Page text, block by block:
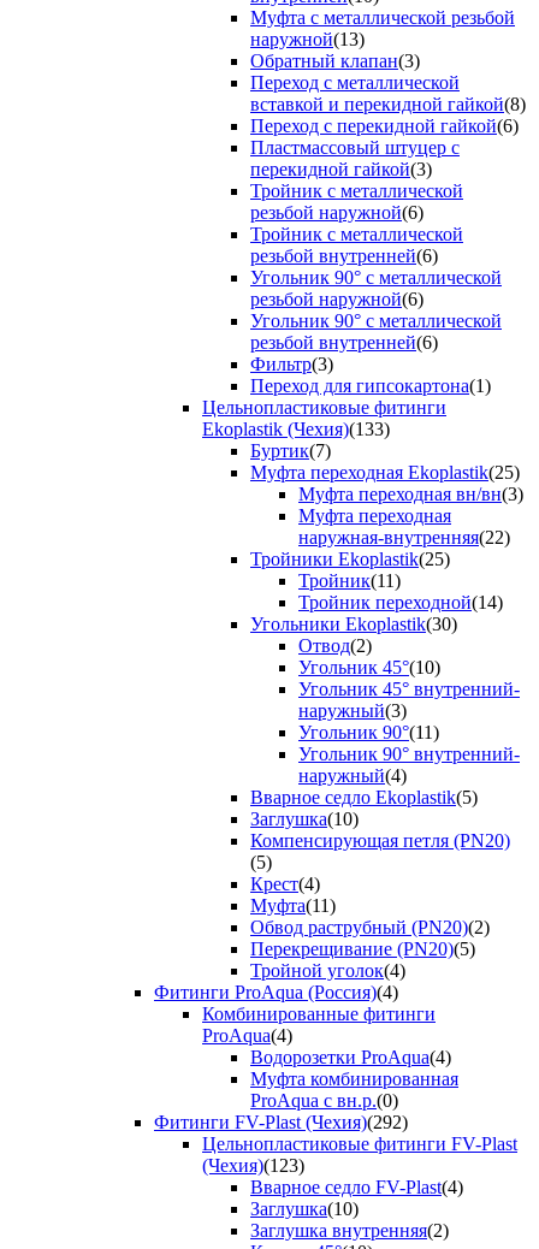
Муфта с металлической резьбой
наружной(13)
Обратный клапан(3)
Переход с металлической
вставкой и перекидной гайкой(8)
Переход с перекидной гайкой(6)
Пластмассовый штуцер с
перекидной гайкой(3)
Тройник с металлической
резьбой наружной(6)
Тройник с металлической
резьбой внутренней(6)
Угольник 90° с металлической
резьбой наружной(6)
Угольник 90° с металлической
резьбой внутренней(6)
Фильтр(3)
Переход для гипсокартона(1)
Цельнопластиковые фитинги
Ekoplastik (Чехия)(133)
Буртик(7)
Муфта переходная Ekoplastik(25)
Муфта переходная вн/вн(3)
Муфта переходная
наружная-внутренняя(22)
Тройники Ekoplastik(25)
Тройник(11)
Тройник переходной(14)
Угольники Ekoplastik(30)
Отвод(2)
Угольник 45°(10)
Угольник 45° внутренний-
наружный(3)
Угольник 90°(11)
Угольник 90° внутренний-
наружный(4)
Вварное седло Ekoplastik(5)
Заглушка(10)
Компенсирующая петля (PN20)
(5)
Крест(4)
Муфта(11)
Обвод раструбный (PN20)(2)
Перекрещивание (PN20)(5)
Тройной уголок(4)
Фитинги ProAqua (Россия)(4)
Комбинированные фитинги
ProAqua(4)
Водорозетки ProAqua(4)
Муфта комбинированная
ProAqua с вн.р.(0)
Фитинги FV-Plast (Чехия)(292)
Цельнопластиковые фитинги FV-Plast
(Чехия)(123)
Вварное седло FV-Plast(4)
Заглушка(10)
Заглушка внутренняя(2)